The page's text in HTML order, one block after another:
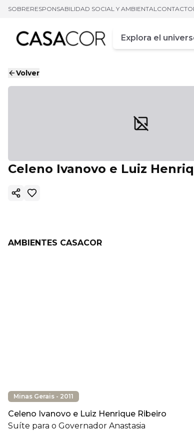
SOBRERESPONSABILIDAD SOCIAL Y AMBIENTALCONTACTO
Campo de busca
Ingrese al menos
Volver
Celeno Ivanovo e Luiz
Copiar enlace
AMBIENTES CASACOR
Minas Gerais - 2011
Celeno Ivanovo e Luiz Henrique Ribeiro
Suíte para o Governador Anastasia